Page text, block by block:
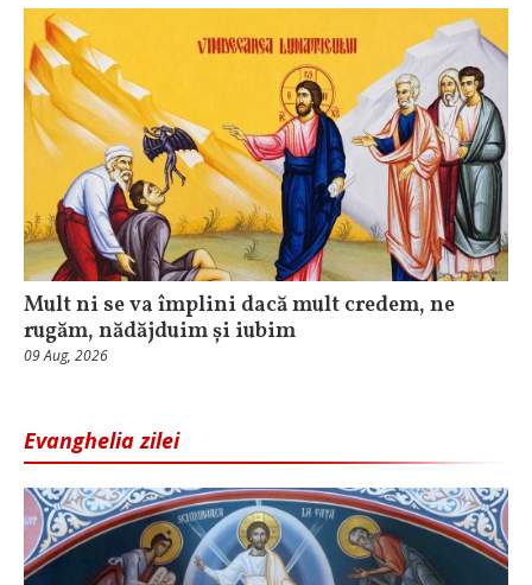
Mult ni se va împlini dacă mult credem, ne
rugăm, nădăjduim și iubim
09 Aug, 2026
Evanghelia zilei